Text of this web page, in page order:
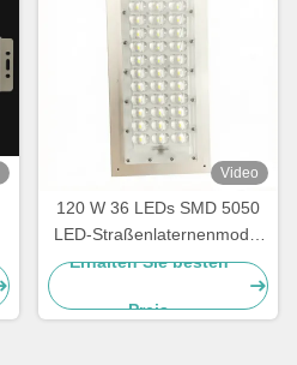
Video
120 W 36 LEDs SMD 5050
LED-Straßenlaternenmodul
mit Abstrahlwinkellinse Typ
Erhalten Sie besten
Preis